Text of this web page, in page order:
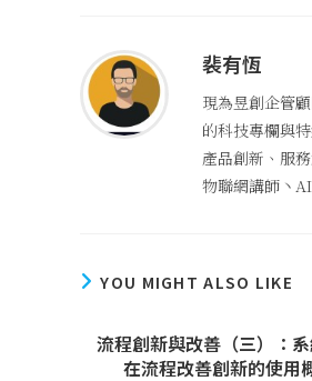
裴有恆
現為昱創企管
的科技專欄與
產品創新、服
物聯網講師丶
YOU MIGHT ALSO LIKE
流程創新與改善（三）：
在流程改善創新的使用